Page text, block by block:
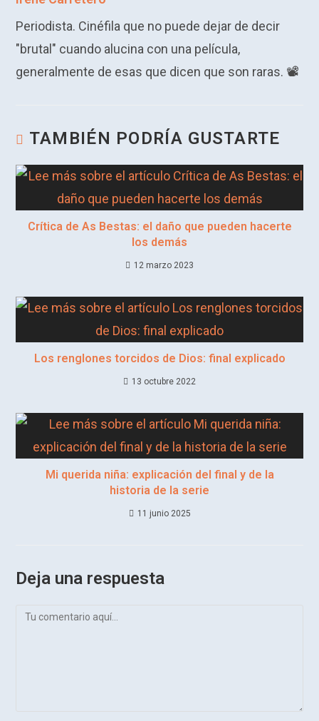
A
p
p
a
m
n
o
o
k
n
k
Periodista. Cinéfila que no puede dejar de decir
"brutal" cuando alucina con una película,
generalmente de esas que dicen que son raras. 📽️​
TAMBIÉN PODRÍA GUSTARTE
Crítica de As Bestas: el daño que pueden hacerte
los demás
12 marzo 2023
Los renglones torcidos de Dios: final explicado
13 octubre 2022
Mi querida niña: explicación del final y de la
historia de la serie
11 junio 2025
Deja una respuesta
Comentario